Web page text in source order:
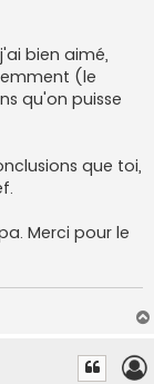
bien aimé,
(le
qu'on puisse
que toi,
Merci pour le